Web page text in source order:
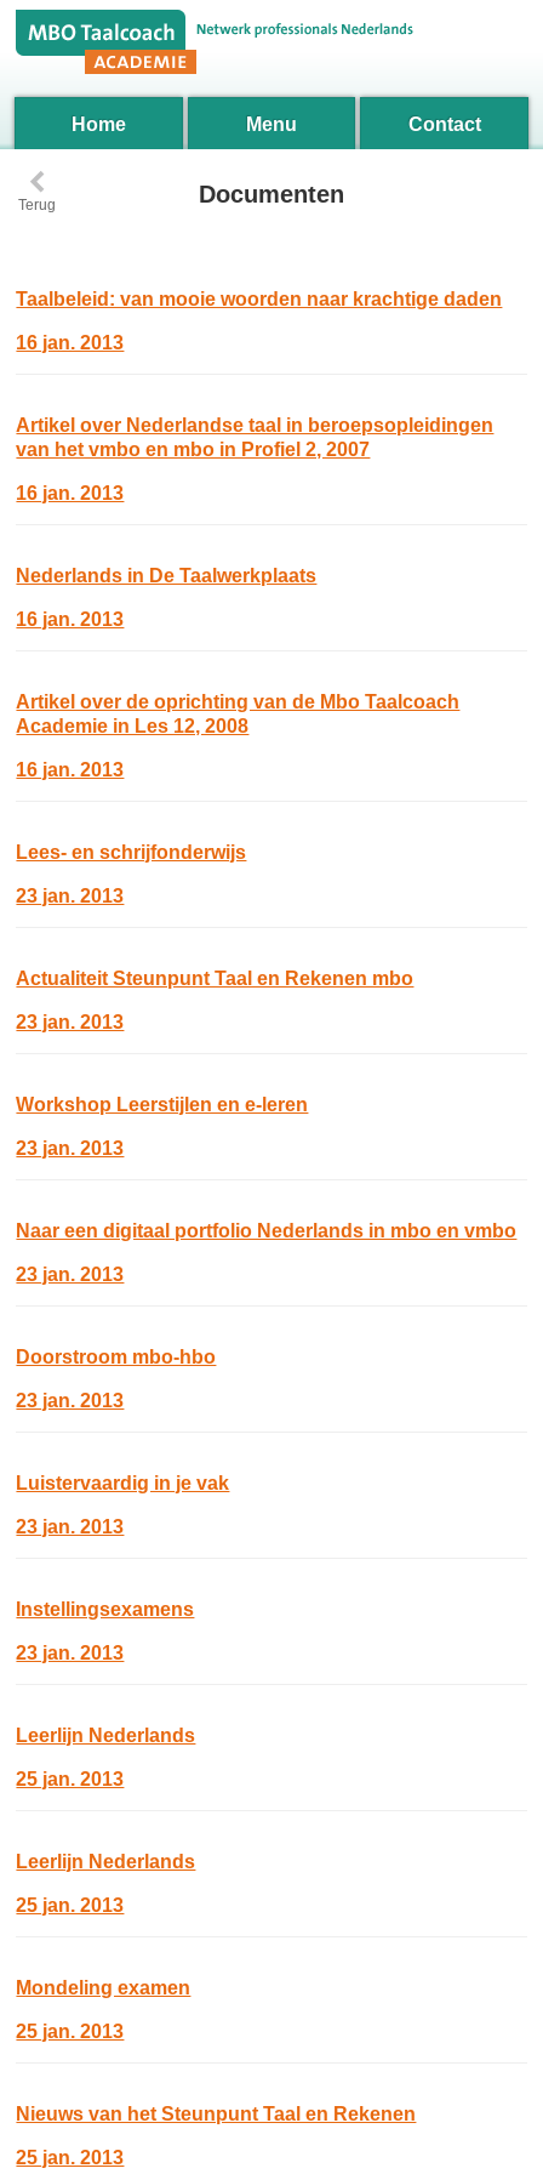
Home Menu Contact
‹
Terug Documenten
Taalbeleid: van mooie woorden naar krachtige daden
16 jan. 2013
Artikel over Nederlandse taal in beroepsopleidingen
van het vmbo en mbo in Profiel 2, 2007
16 jan. 2013
Nederlands in De Taalwerkplaats
16 jan. 2013
Artikel over de oprichting van de Mbo Taalcoach
Academie in Les 12, 2008
16 jan. 2013
Lees- en schrijfonderwijs
23 jan. 2013
Actualiteit Steunpunt Taal en Rekenen mbo
23 jan. 2013
Workshop Leerstijlen en e-leren
23 jan. 2013
Naar een digitaal portfolio Nederlands in mbo en vmbo
23 jan. 2013
Doorstroom mbo-hbo
23 jan. 2013
Luistervaardig in je vak
23 jan. 2013
Instellingsexamens
23 jan. 2013
Leerlijn Nederlands
25 jan. 2013
Leerlijn Nederlands
25 jan. 2013
Mondeling examen
25 jan. 2013
Nieuws van het Steunpunt Taal en Rekenen
25 jan. 2013